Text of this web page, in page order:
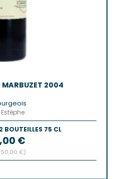
MARBUZET 2004
BOUTEILLES 75 CL
€
50,00 €)